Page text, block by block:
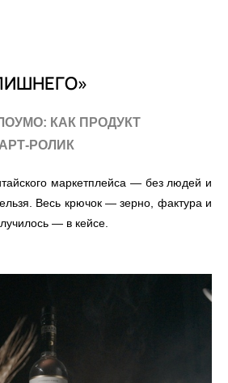
КАК ПРОДУКТ
РОЛИК
маркетплейса — без людей и
Весь крючок — зерно, фактура и
— в кейсе.